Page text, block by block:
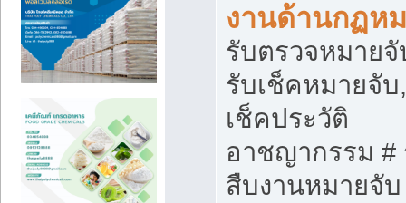
งานด้านกฏห
รับตรวจหมายจั
รับเช็คหมายจับ
เช็คประวัติ
อาชญากรรม #
สืบงานหมายจั